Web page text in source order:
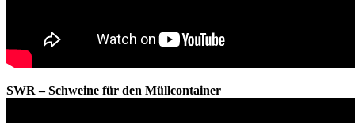
SWR – Schweine für den Müllcontainer